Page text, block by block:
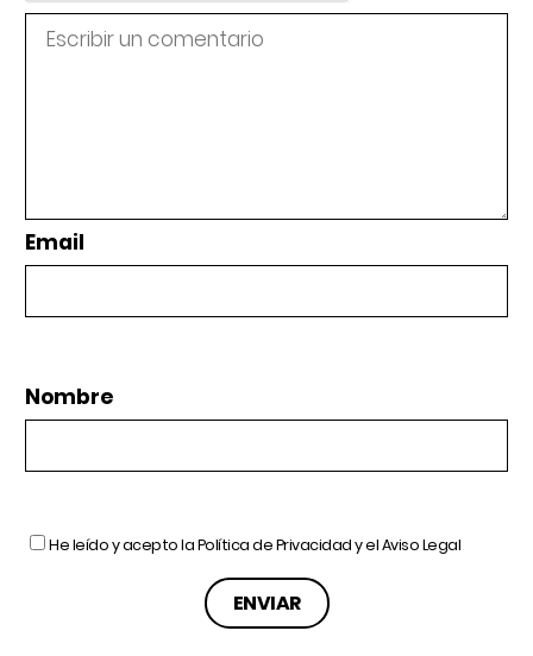
Email
Nombre
He leído y acepto laPolítica de Privacidady elAviso Legal